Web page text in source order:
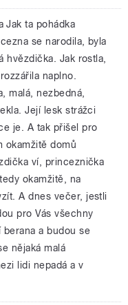
Jak ta pohádka
se narodila, byla
hvězdička. Jak rostla,
naplno.
malá, nezbedná,
Její lesk strážci
je. A tak přišel pro
okamžitě domů
ví, princeznička
okamžitě, na
A dnes večer, jestli
pro Vás všechny
a budou se
nějaká malá
lidi nepadá a v